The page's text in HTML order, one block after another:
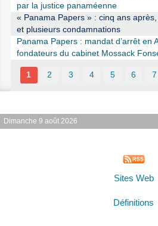
par la justice panaméenne
« Panama Papers » : cinq ans
et plusieurs condamnations
Panama Papers : mandat d’arrêt en
fondateurs du cabinet Mossack
1 2 3 4 5 6 7
Dimanche 9 août 2026
Sites Web
Définitions